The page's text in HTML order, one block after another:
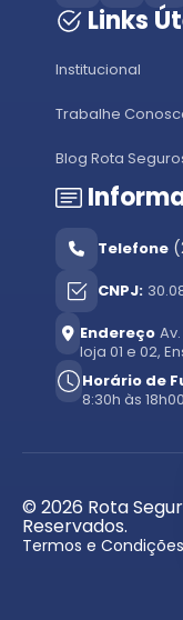
Links
Institucional
Trabalhe
Blog Rota
Telefone
CNPJ:
Endereço
loja 01 e 02,
Horário de
8:30h às
© 2026 Rota
Reservados.
Termos e